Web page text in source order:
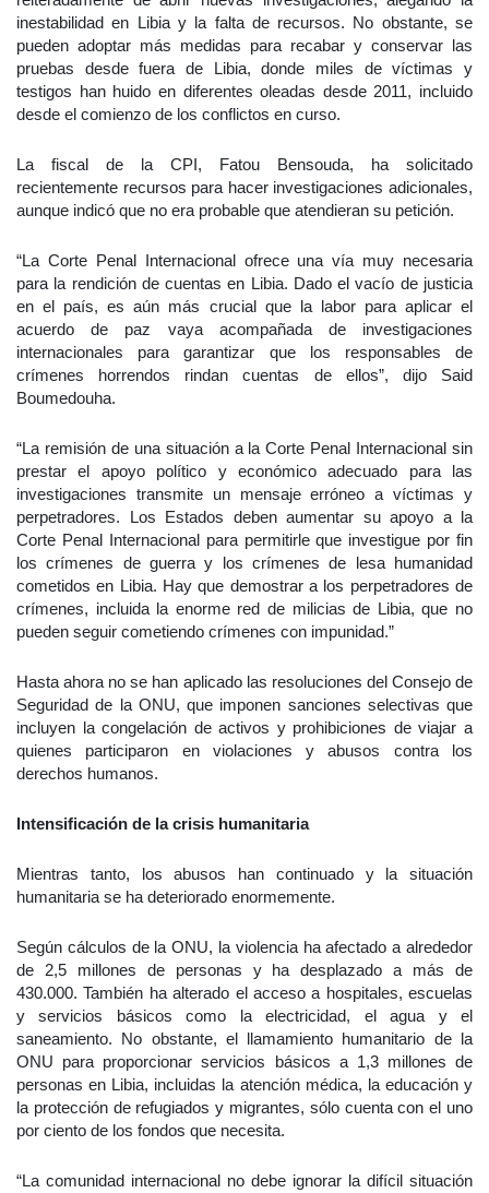
inestabilidad en Libia y la falta de recursos. No obstante, se
pueden adoptar más medidas para recabar y conservar las
pruebas desde fuera de Libia, donde miles de víctimas y
testigos han huido en diferentes oleadas desde 2011, incluido
desde el comienzo de los conflictos en curso.
La fiscal de la CPI, Fatou Bensouda, ha solicitado
recientemente recursos para hacer investigaciones adicionales,
aunque indicó que no era probable que atendieran su petición.
“La Corte Penal Internacional ofrece una vía muy necesaria
para la rendición de cuentas en Libia. Dado el vacío de justicia
en el país, es aún más crucial que la labor para aplicar el
acuerdo de paz vaya acompañada de investigaciones
internacionales para garantizar que los responsables de
crímenes horrendos rindan cuentas de ellos”, dijo Said
Boumedouha.
“La remisión de una situación a la Corte Penal Internacional sin
prestar el apoyo político y económico adecuado para las
investigaciones transmite un mensaje erróneo a víctimas y
perpetradores. Los Estados deben aumentar su apoyo a la
Corte Penal Internacional para permitirle que investigue por fin
los crímenes de guerra y los crímenes de lesa humanidad
cometidos en Libia. Hay que demostrar a los perpetradores de
crímenes, incluida la enorme red de milicias de Libia, que no
pueden seguir cometiendo crímenes con impunidad.”
Hasta ahora no se han aplicado las resoluciones del Consejo de
Seguridad de la ONU, que imponen sanciones selectivas que
incluyen la congelación de activos y prohibiciones de viajar a
quienes participaron en violaciones y abusos contra los
derechos humanos.
Intensificación de la crisis humanitaria
Mientras tanto, los abusos han continuado y la situación
humanitaria se ha deteriorado enormemente.
Según cálculos de la ONU, la violencia ha afectado a alrededor
de 2,5 millones de personas y ha desplazado a más de
430.000. También ha alterado el acceso a hospitales, escuelas
y servicios básicos como la electricidad, el agua y el
saneamiento. No obstante, el llamamiento humanitario de la
ONU para proporcionar servicios básicos a 1,3 millones de
personas en Libia, incluidas la atención médica, la educación y
la protección de refugiados y migrantes, sólo cuenta con el uno
por ciento de los fondos que necesita.
“La comunidad internacional no debe ignorar la difícil situación